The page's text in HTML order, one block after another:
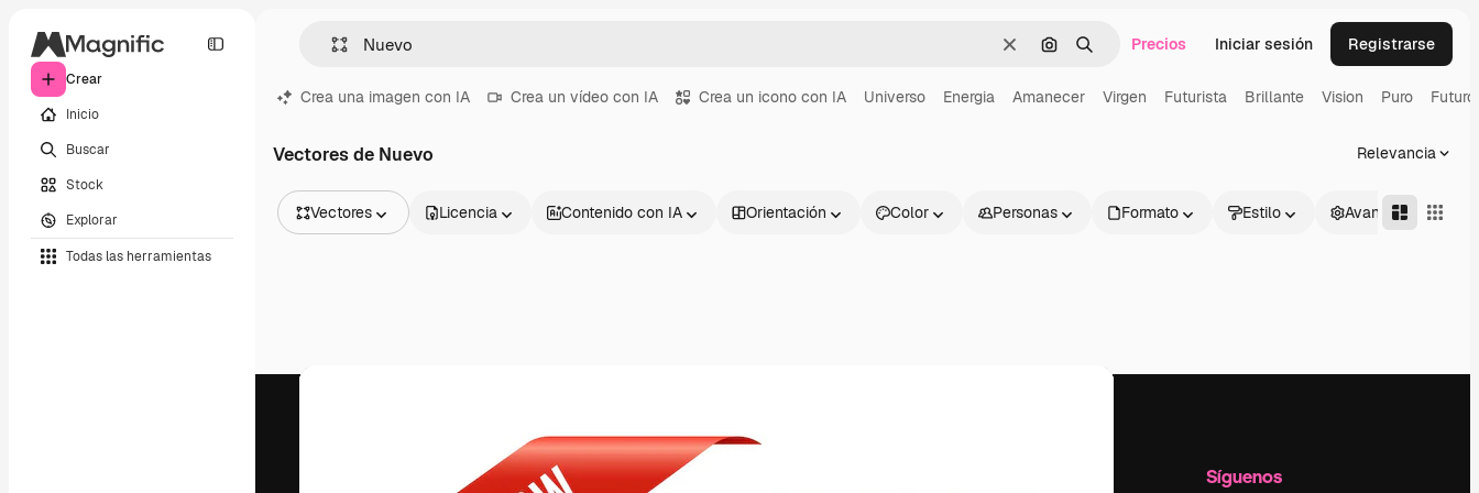
Crear
Inicio
Buscar
Stock
Explorar
Todas las herramientas
BorrarBuscar por imagen
BuscarPrecios Iniciar sesión Registrarse
Crea una imagen con IA Crea un vídeo con IA Crea un icono con IA Universo Energia Amanecer Virgen Futurista Brillante Vision Puro Futuro
Vectores de Nuevo Relevancia
Vectores
Vídeos
Licencia Contenido con IA Orientación Color Personas Formato Estilo Avanzado
Síguenos